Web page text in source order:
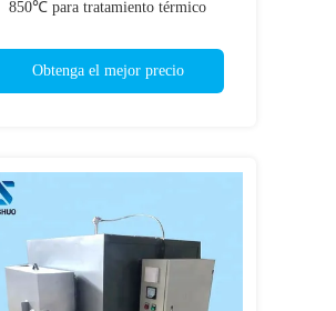
850℃ para tratamiento térmico
Obtenga el mejor precio